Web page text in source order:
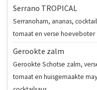
Serrano TROPICAL
Serranoham, ananas,
tomaat en verse hoeveboter
Gerookte zalm
Gerookte Schotse zalm,
tomaat en huisgemaakte